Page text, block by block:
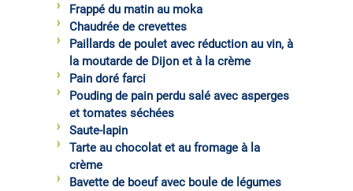
Frappé du matin au moka
Chaudrée de crevettes
Paillards de poulet avec réduction au vin, à
la moutarde de Dijon et à la crème
Pain doré farci
Pouding de pain perdu salé avec asperges
et tomates séchées
Saute-lapin
Tarte au chocolat et au fromage à la
crème
Bavette de boeuf avec boule de légumes